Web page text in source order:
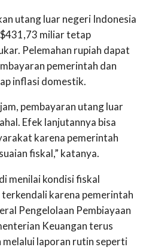
utang luar negeri Indonesia
miliar tetap
Pelemahan rupiah dapat
pemerintah dan
inflasi domestik.
pembayaran utang luar
Efek lanjutannya bisa
karena pemerintah
fiskal,” katanya.
menilai kondisi fiskal
terkendali karena pemerintah
Pengelolaan Pembiayaan
Keuangan terus
melalui laporan rutin seperti